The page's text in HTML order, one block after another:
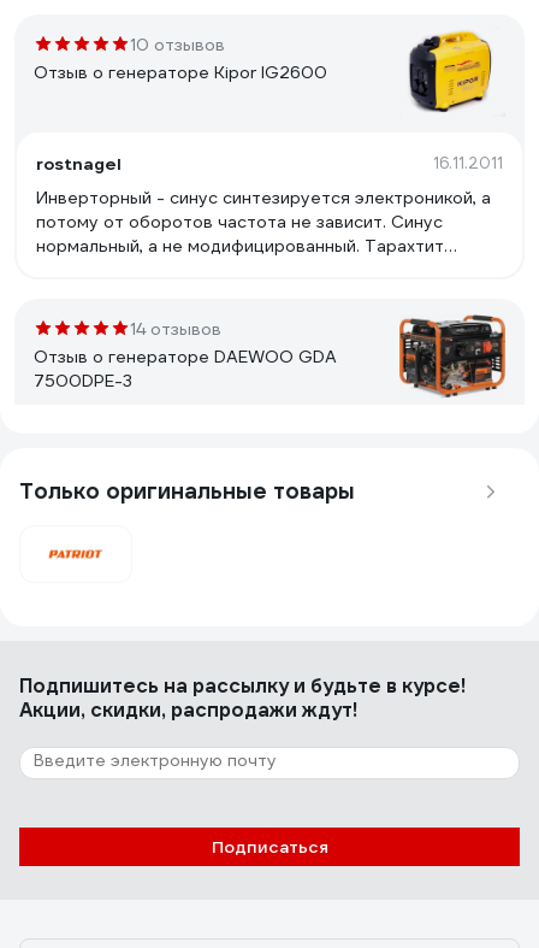
10 отзывов
Отзыв о генераторе Kipor IG2600
rostnagel 16.11.2011
Инверторный - синус синтезируется электроникой, а
потому от оборотов частота не зависит. Синус
нормальный, а не модифицированный. Тарахтит
оборотов. Легкий, компактный. Исполнение
добротное. Пускается легко. Для любителей
обслуживать технику самостоятельно в инете
доступен сервисмануал.
14 отзывов
Отзыв о генераторе DAEWOO GDA
7500DPE-3
Есть переключатель фаз! Даже не знал, когда покупал.
Генератор дает 6 кВт при 380В и также 6 кВт при
2,5кВт при 220В.
Во первых это габариты..на случай аварии со светом
было запаха вырабатывайте весь бензин.
Управление...всё просто .
Только оригинальные товары
Подпишитесь на рассылкуи будьте в курсе!
Акции, скидки, распродажи ждут!
Подписаться